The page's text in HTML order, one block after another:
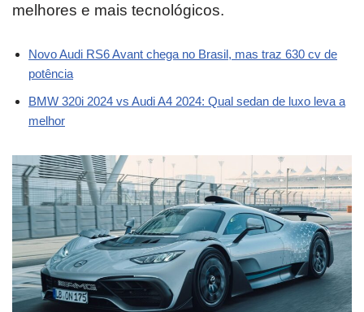
melhores e mais tecnológicos.
Novo Audi RS6 Avant chega no Brasil, mas traz 630 cv de
potência
BMW 320i 2024 vs Audi A4 2024: Qual sedan de luxo leva a
melhor